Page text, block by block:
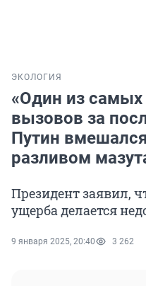
ЭКОЛОГИЯ
«Один из самых
вызовов за
Путин
разливом
Президент заявил,
ущерба делается
9 января 2025, 20:40 3 262